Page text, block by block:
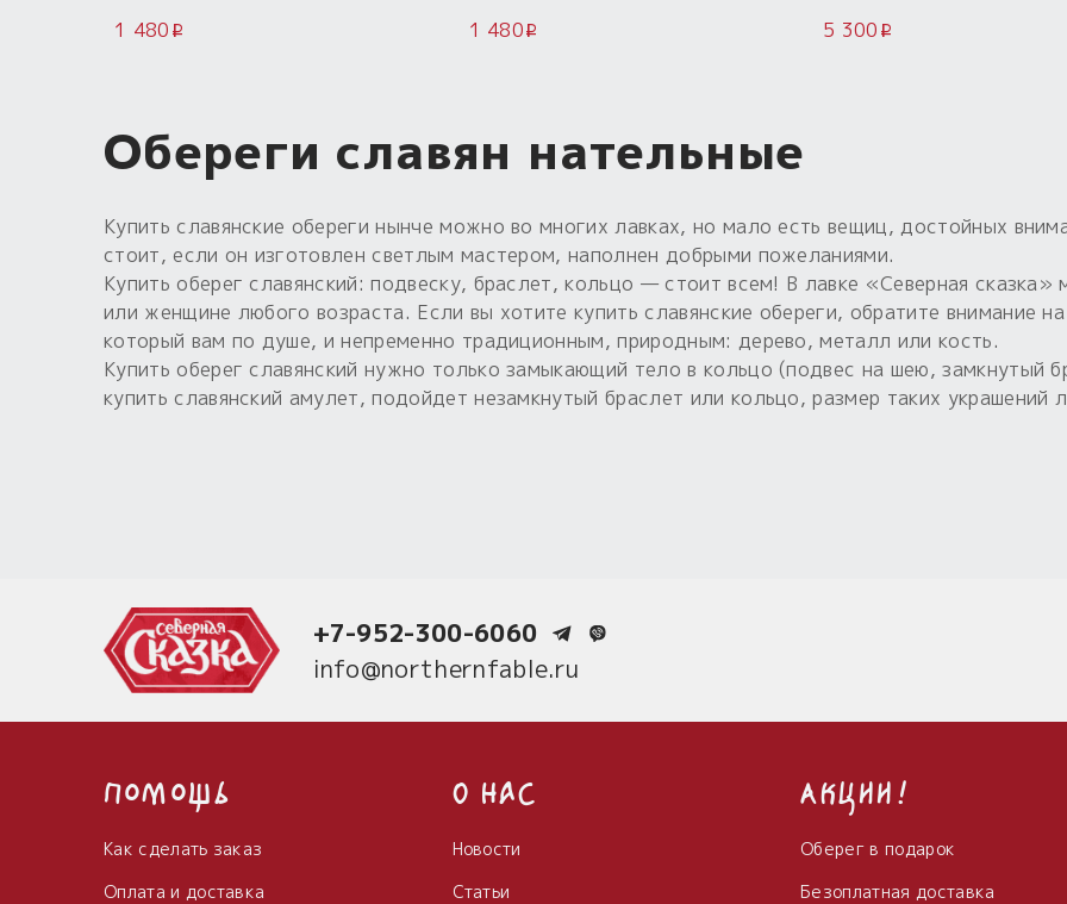
1 480 i 1 480i
Скидка 10%
5 300 i
Обереги славян нательные
Купить славянские обереги нынче можно во многих лавках, но мало есть вещиц, достойных
стоит, если он изготовлен светлым мастером, наполнен добрыми пожеланиями.
Купить оберег славянский: подвеску, браслет, кольцо — стоит всем! В лавке «Северная
или женщине любого возраста. Если вы хотите купить славянские обереги, обратите внимание
который вам по душе, и непременно традиционным, природным: дерево, металл или кость.
Купить оберег славянский нужно только замыкающий тело в кольцо (подвес на шею, замкнутый
купить славянский амулет, подойдет незамкнутый браслет или кольцо, размер таких украшений
+7-952-300-6060
info@northernfable.ru
Помощь
Как сделать заказ
Оплата и доставка
О нас
Новости
Статьи
Акции!
Оберег в подарок
Безоплатная доставка